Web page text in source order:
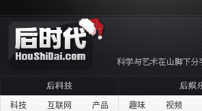
科技 互联网 产品 趣味 视频